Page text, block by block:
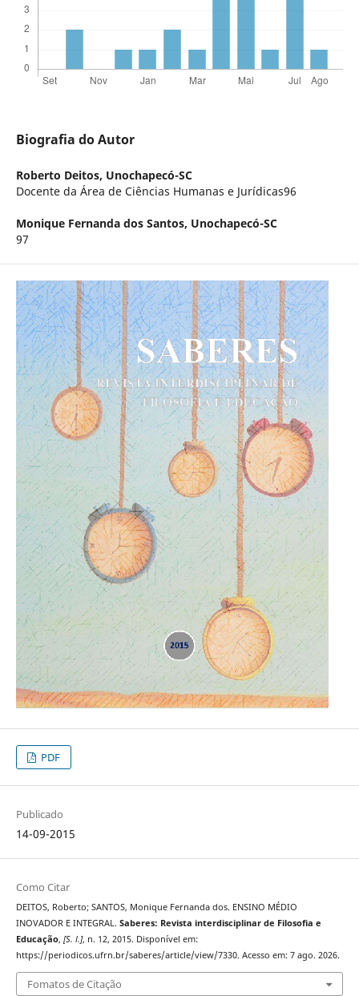
Biografia do Autor
Roberto Deitos, Unochapecó-SC
Docente da Área de Ciências Humanas e Jurídicas96
Monique Fernanda dos Santos, Unochapecó-SC
97
PDF
Publicado
14-09-2015
Como Citar
DEITOS, Roberto; SANTOS, Monique Fernanda dos. ENSINO MÉDIO
INOVADOR E INTEGRAL. Saberes: Revista interdisciplinar de Filosofia e
Educação, [S. l.], n. 12, 2015. Disponível em:
https://periodicos.ufrn.br/saberes/article/view/7330. Acesso em: 7 ago. 2026.
Fomatos de Citação